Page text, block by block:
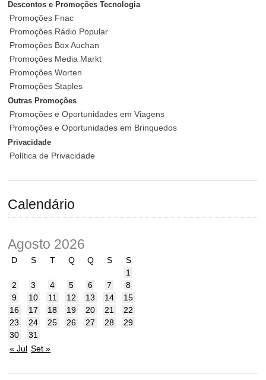
Descontos e Promoções Tecnologia
Promoções Fnac
Promoções Rádio Popular
Promoções Box Auchan
Promoções Media Markt
Promoções Worten
Promoções Staples
Outras Promoções
Promoções e Oportunidades em Viagens
Promoções e Oportunidades em Brinquedos
Privacidade
Política de Privacidade
Calendário
Agosto 2026
D S T Q Q S
S
1
2
3 4 5 6 7
8
9
10 11 12 13 14
15
16
17 18 19 20 21
22
23
24 25 26 27 28
29
30
31
« Jul Set »